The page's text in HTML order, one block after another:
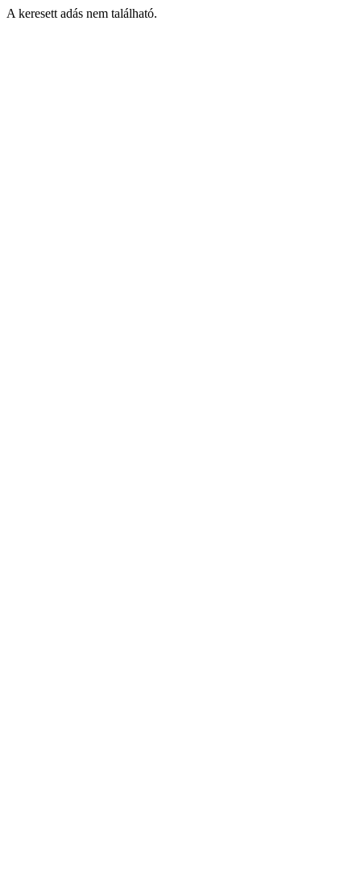
A keresett adás nem található.